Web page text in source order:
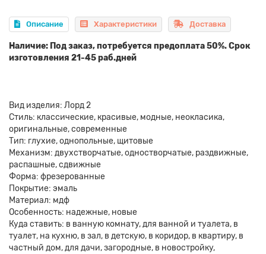
Описание Характеристики Доставка
Наличие: Под заказ, потребуется предоплата 50%. Срок
изготовления 21-45 раб.дней
Вид изделия: Лорд 2
Стиль: классические, красивые, модные, неокласика,
оригинальные, современные
Тип: глухие, однопольные, щитовые
Механизм: двухстворчатые, одностворчатые, раздвижные,
распашные, сдвижные
Форма: фрезерованные
Покрытие: эмаль
Материал: мдф
Особенность: надежные, новые
Куда ставить: в ванную комнату, для ванной и туалета, в
туалет, на кухню, в зал, в детскую, в коридор, в квартиру, в
частный дом, для дачи, загородные, в новостройку,